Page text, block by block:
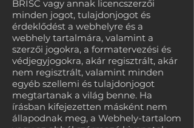
BRISC vagy annak licencszerzői
minden jogot, tulajdonjogot és
érdeklődést a webhelyre és a
webhely tartalmára, valamint a
szerzői jogokra, a formatervezési és
védjegyjogokra, akár regisztrált, akár
nem regisztrált, valamint minden
egyéb szellemi és tulajdonjogot
megtartanak a világ benne. Ha
írásban kifejezetten másként nem
állapodnak meg, a Webhely-tartalom